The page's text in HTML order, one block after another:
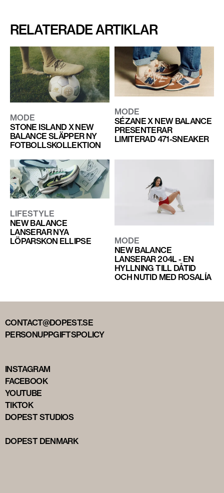
RELATERADE ARTIKLAR
MODE
STONE ISLAND X NEW
BALANCE SLÄPPER NY
FOTBOLLSKOLLEKTION
MODE
SÉZANE X NEW BALANCE
PRESENTERAR
LIMITERAD 471-SNEAKER
LIFESTYLE
NEW BALANCE
LANSERAR NYA
LÖPARSKON ELLIPSE
MODE
NEW BALANCE
LANSERAR 204L - EN
HYLLNING TILL DÅTID
OCH NUTID MED ROSALÍA
CONTACT@DOPEST.SE
PERSONUPPGIFTSPOLICY
INSTAGRAM
FACEBOOK
YOUTUBE
TIKTOK
DOPEST STUDIOS
DOPEST DENMARK